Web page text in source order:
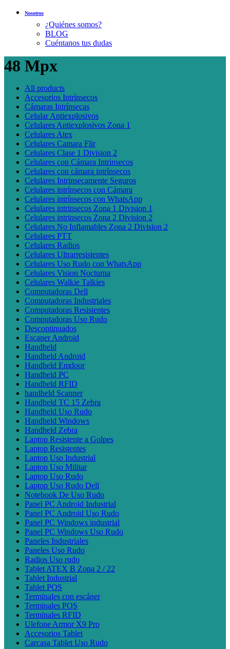
Nosotros
¿Quiénes somos?
BLOG
Cuéntanos tus dudas
48 Mpx
All products
Accesorios Intrínsecos
Cámaras Intrínsecas
Celular Antiexplosivos
Celulares Antiexplosivos Zona 1
Celulares Atex
Celulares Camara Flir
Celulares Clase 1 Division 2
Celulares con Cámara Intrinsecos
Celulares con cámara intrínsecos
Celulares Intrinsecamente Seguros
Celulares intrínsecos con Cámara
Celulares intrínsecos con WhatsApp
Celulares intrinsecos Zona 1 Division 1
Celulares intrinsecos Zona 2 Division 2
Celulares No Inflamables Zona 2 Division 2
Celulares PTT
Celulares Radios
Celulares Ultrarresistentes
Celulares Uso Rudo con WhatsApp
Celulares Vision Nocturna
Celulares Walkie Talkies
Computadoras Dell
Computadoras Industriales
Computadoras Resistentes
Computadoras Uso Rudo
Descontinuados
Escaner Android
Handheld
Handheld Android
Handheld Emdoor
Handheld PC
Handheld RFID
handheld Scanner
Handheld TC 15 Zebra
Handheld Uso Rudo
Handheld Windows
Handheld Zebra
Laptop Resistente a Golpes
Laptop Resistentes
Laptop Uso Industrial
Laptop Uso Militar
Laptop Uso Rudo
Laptop Uso Rudo Dell
Notebook De Uso Rudo
Panel PC Android Industrial
Panel PC Android Uso Rudo
Panel PC Windows industrial
Panel PC Windows Uso Rudo
Paneles Industriales
Paneles Uso Rudo
Radios Uso rudo
Tablet ATEX B Zona 2 / 22
Tablet Industrial
Tablet POS
Terminales con escáner
Terminales POS
Terminales RFID
Ulefone Armor X9 Pro
Accesorios Tablet
Carcasa Tablet Uso Rudo